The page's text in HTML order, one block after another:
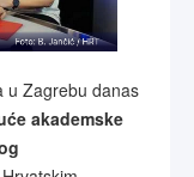
u Zagrebu danas
akademske